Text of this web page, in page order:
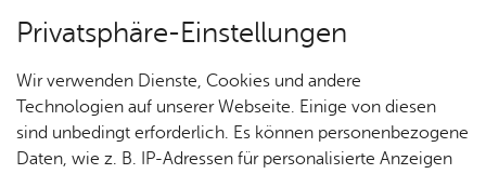
Dienst­leis­tun­gen A–Z
Privatsphäre-Einstellungen
Wir verwenden Dienste, Cookies und andere
Technologien auf unserer Webseite. Einige von diesen
sind unbedingt erforderlich. Es können personenbezogene
Daten, wie z. B. IP-Adressen für personalisierte Anzeigen